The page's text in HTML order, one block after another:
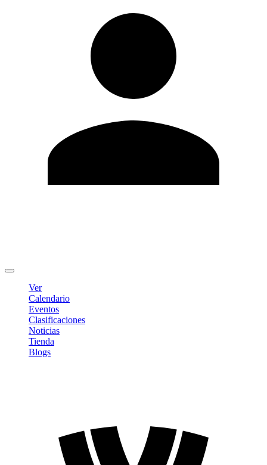
Ver
Calendario
Eventos
Clasificaciones
Noticias
Tienda
Blogs